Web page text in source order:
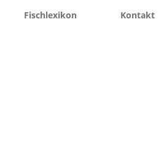
Fischlexikon Kontakt